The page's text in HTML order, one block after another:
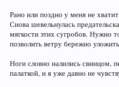
Рано или поздно у меня не
Снова шевельнулась
мягкости этих сугробов. Нужно
позволить ветру бережно
Ноги словно налились свинцом,
палаткой, и я уже давно не